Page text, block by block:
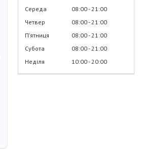
Середа
08:00 21:00
Четвер
08:00 21:00
Пʼятниця
08:00 21:00
Субота
08:00 21:00
Неділя
10:00 20:00